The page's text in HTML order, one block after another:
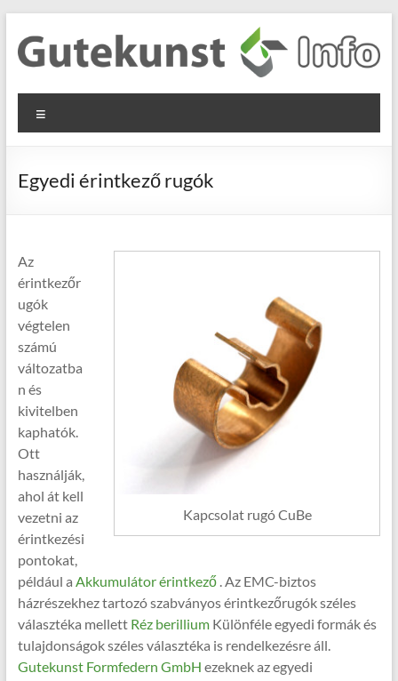
content
Gutekunst
Formfedern
GmbH
Informationen
Flachmaterial
Egyedi érintkező rugók
Kapcsolat rugó CuBe
Az
érintkezőr
ugók
végtelen
számú
változatba
n és
kivitelben
kaphatók.
Ott
használják,
ahol át kell
vezetni az
érintkezési
pontokat,
például a Akkumulátor érintkező. Az EMC-biztos
házrészekhez tartozó szabványos érintkezőrugók széles
választéka mellettRéz berilliumKülönféle egyedi formák és
tulajdonságok széles választéka is rendelkezésre áll.
Gutekunst Formfedern GmbH ezeknek az egyedi